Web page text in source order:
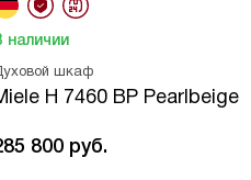
наличии
шкаф
H 7460 BP Pearlbeige
800 руб.